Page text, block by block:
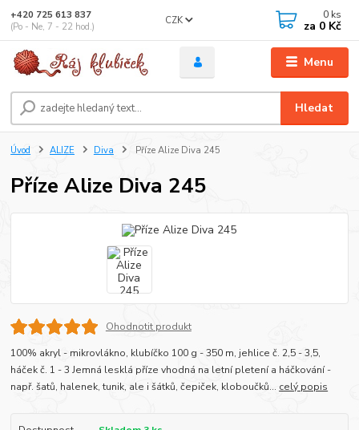
Menu
CZK
Hledat
+420 725 613 837
(Po - Ne, 7 - 22 hod.)
0 ks
za 0 Kč
Úvod ALIZE Diva Příze Alize Diva 245
Příze Alize Diva 245
Ohodnotit produkt
100% akryl - mikrovlákno, klubíčko 100 g - 350 m, jehlice č. 2,5 - 3,5,
háček č. 1 - 3 Jemná lesklá příze vhodná na letní pletení a háčkování -
např. šatů, halenek, tunik, ale i šátků, čepiček, kloboučků... celý popis